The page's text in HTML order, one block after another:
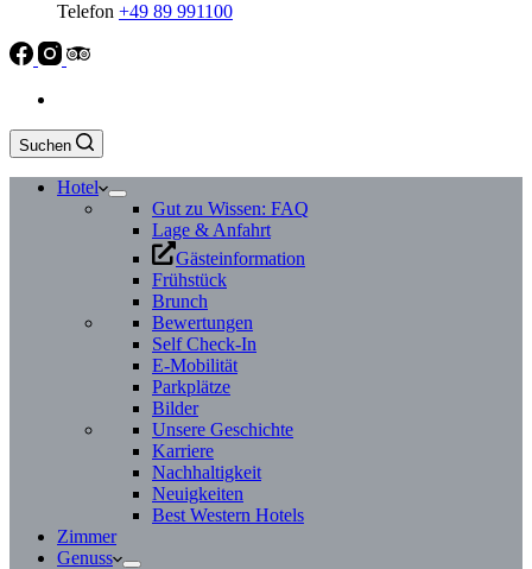
Telefon +49 89 991100
Suchen
Hotel
Gut zu Wissen: FAQ
Lage & Anfahrt
Gästeinformation
Frühstück
Brunch
Bewertungen
Self Check-In
E-Mobilität
Parkplätze
Bilder
Unsere Geschichte
Karriere
Nachhaltigkeit
Neuigkeiten
Best Western Hotels
Zimmer
Genuss